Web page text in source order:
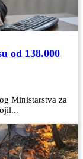
od 138.000
Ministarstva za